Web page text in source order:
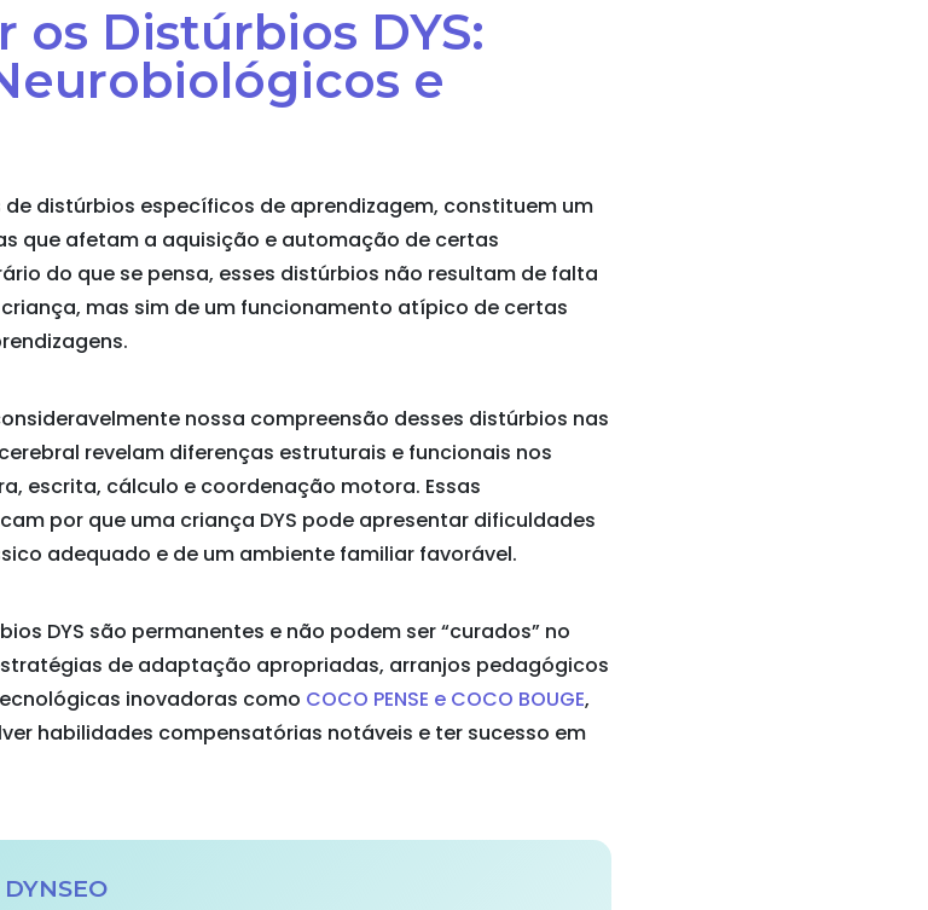
os Distúrbios DYS:
e
distúrbios específicos de aprendizagem, constituem um
que afetam a aquisição e automação de certas
do que se pensa, esses distúrbios não resultam de falta
mas sim de um funcionamento atípico de certas
nossa compreensão desses distúrbios nas
revelam diferenças estruturais e funcionais nos
escrita, cálculo e coordenação motora. Essas
por que uma criança DYS pode apresentar dificuldades
adequado e de um ambiente familiar favorável.
DYS são permanentes e não podem ser “curados” no
de adaptação apropriadas, arranjos pedagógicos
inovadoras como COCO PENSE e COCO BOUGE,
habilidades compensatórias notáveis e ter sucesso em